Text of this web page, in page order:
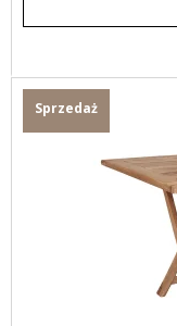
Sprzedaż